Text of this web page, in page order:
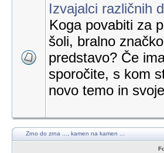
Izvajalci različnih
Koga povabiti za
šoli, bralno
predstavo? Če
sporočite, s kom
novo temo in
Zrno do zrna ..., kamen na kamen ...